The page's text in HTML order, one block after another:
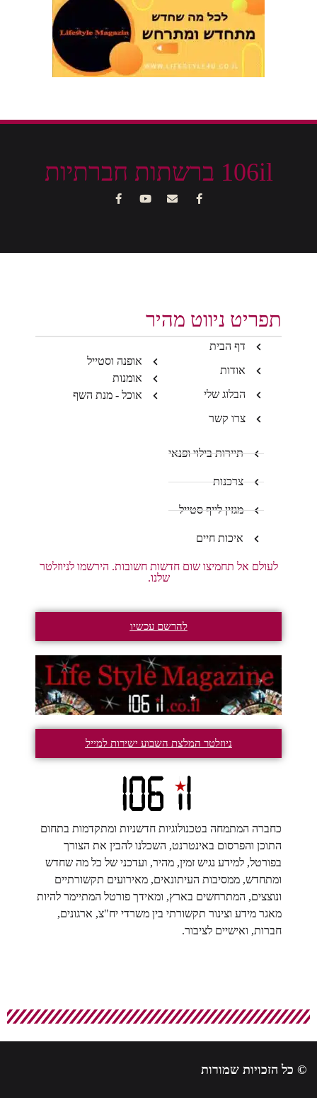
106il ברשתות חברתיות
תפריט ניווט מהיר
דף הבית
אודות
הבלוג שלי
צרו קשר
אופנה וסטייל
אומנות
אוכל - מנת השף
תיירות בילוי ופנאי
צרכנות
מגזין לייף סטייל
איכות חיים
לעולם אל תחמיצו שום חדשות חשובות. הירשמו לניוזלטר
שלנו.
להרשם עכשיו
ניוזלטר המלצת השבוע ישירות למייל
כחברה המתמחה בטכנולוגיות חדשניות ומתקדמות בתחום
התוכן והפרסום באינטרנט, השכלנו להבין את הצורך
בפורטל, למידע נגיש זמין, מהיר, ועדכני של כל מה שחדש
ומתחדש, ממסיבות העיתונאים, מאירועים תקשורתיים
ונוצצים, המתרחשים בארץ, ומאידך פורטל המתיימר להיות
מאגר מידע וצינור תקשורתי בין משרדי יח"צ, ארגונים,
חברות, ואישיים לציבור.
© כל הזכויות שמורות